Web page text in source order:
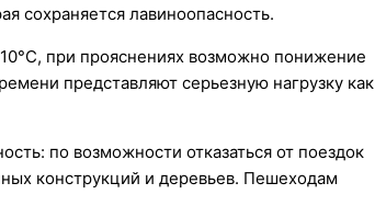
сохраняется лавиноопасность.
при прояснениях возможно понижение
представляют серьезную нагрузку как
по возможности отказаться от поездок
конструкций и деревьев. Пешеходам